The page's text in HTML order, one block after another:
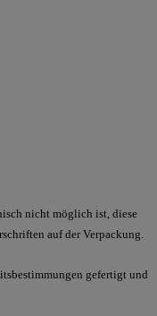
nicht möglich ist, diese
auf der Verpackung.
gefertigt und